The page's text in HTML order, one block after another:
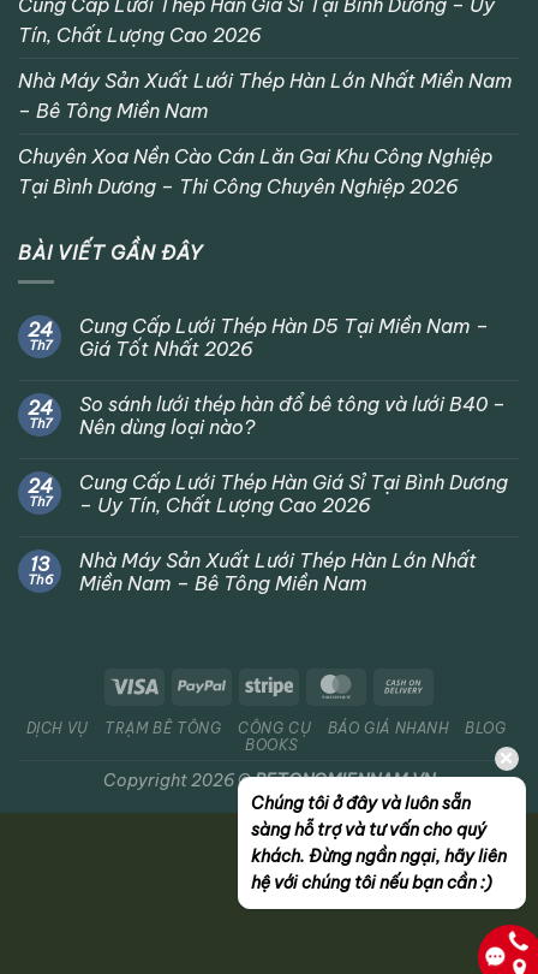
Tín, Chất Lượng Cao 2026
Nhà Máy Sản Xuất Lưới Thép Hàn Lớn Nhất Miền Nam
– Bê Tông Miền Nam
Chuyên Xoa Nền Cào Cán Lăn Gai Khu Công Nghiệp
Tại Bình Dương – Thi Công Chuyên Nghiệp 2026
BÀI VIẾT GẦN ĐÂY
24
Th7
Cung Cấp Lưới Thép Hàn D5 Tại Miền Nam –
Giá Tốt Nhất 2026
24
Th7
So sánh lưới thép hàn đổ bê tông và lưới B40 –
Nên dùng loại nào?
24
Th7
Cung Cấp Lưới Thép Hàn Giá Sỉ Tại Bình Dương
– Uy Tín, Chất Lượng Cao 2026
13
Th6
Nhà Máy Sản Xuất Lưới Thép Hàn Lớn Nhất
Miền Nam – Bê Tông Miền Nam
DỊCH VỤ TRẠM BÊ TÔNG CÔNG CỤ BÁO GIÁ NHANH
BLOG
BOOKS
Copyright 2026 ©BETONGMIENNAM.VN
Chúng tôi ở đây và luôn sẵn
sàng hỗ trợ và tư vấn cho quý
khách. Đừng ngần ngại, hãy liên
hệ với chúng tôi nếu bạn cần :)